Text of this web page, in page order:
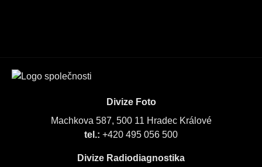
Divize Foto
Machkova 587, 500 11 Hradec Králové
tel.: +420 495 056 500
Divize Radiodiagnostika